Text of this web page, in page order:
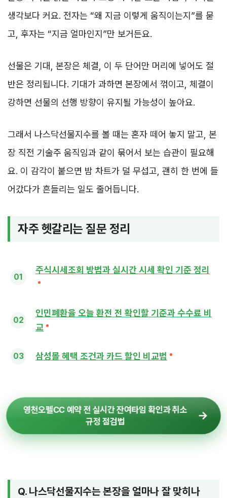
생각보다 커요. 전자는 “왜 지금 이렇게 움직이는지”를 묻
고, 후자는 “지금 얼마인지”만 보거든요.
선물은 기대, 본장은 체결, 이 두 단어만 머리에 넣어도 절
반은 정리됩니다. 기대가 과하면 본장에서 꺾이고, 체결이
강하면 선물의 선행 방향이 유지될 가능성이 높아요.
그래서 나스닥선물지수를 볼 때는 혼자 떼어 놓지 말고, 본
장 직전 기술주 움직임과 같이 묶어서 보는 습관이 필요해
요. 이 감각이 붙으면 밤 차트가 덜 무섭고, 괜히 한 번에 들
어갔다가 흔들리는 일도 줄어듭니다.
자주 헷갈리는 질문 정리
주식시세조회 방법과 실시간 시세 확인 기준 정리
인민폐환율 오늘 환전 전 확인할 기준과 수수료 비
교
삼성몰 혜택 조건과 카드 할인 비교법
영천오펠CC 예약 전 실시간 잔여타임 확인과 취소
규정 점검법
Q. 나스닥선물지수는 본장을 얼마나 잘 맞히나